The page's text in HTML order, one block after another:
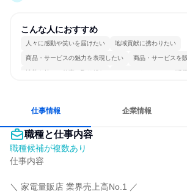
こんな人におすすめ
人々に感動や笑いを届けたい 地域貢献に携わりたい
商品・サービスの魅力を表現したい 商品・サービスを
情熱を持って仕事に取り組む コミュニケーションが活発
仕事情報 企業情報
職種と仕事内容
職種候補が複数あり
仕事内容
＼ 家電量販店 業界売上高No.1 ／